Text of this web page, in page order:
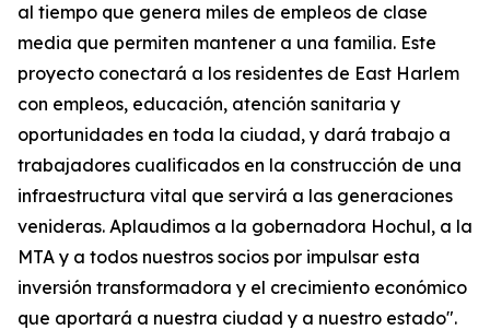
al tiempo que genera miles de empleos de clase
media que permiten mantener a una familia. Este
proyecto conectará a los residentes de East Harlem
con empleos, educación, atención sanitaria y
oportunidades en toda la ciudad, y dará trabajo a
trabajadores cualificados en la construcción de una
infraestructura vital que servirá a las generaciones
venideras. Aplaudimos a la gobernadora Hochul, a la
MTA y a todos nuestros socios por impulsar esta
inversión transformadora y el crecimiento económico
que aportará a nuestra ciudad y a nuestro estado".